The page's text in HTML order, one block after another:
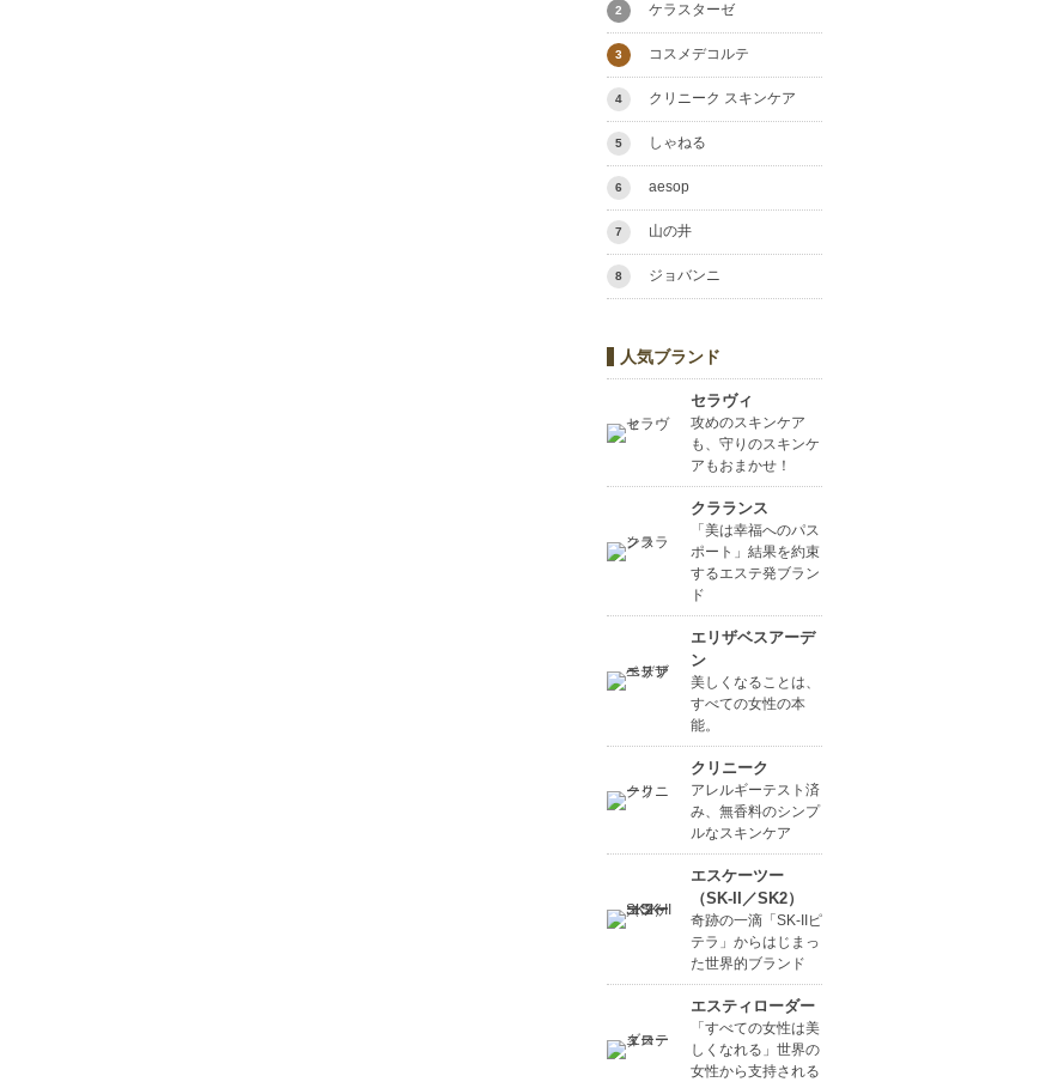
2 ケラスターゼ
3 コスメデコルテ
4 クリニーク スキンケア
5 しゃねる
6 aesop
7 山の井
8 ジョバンニ
人気ブランド
セラヴィ
攻めのスキンケア
も、守りのスキンケ
アもおまかせ！
クラランス
「美は幸福へのパス
ポート」結果を約束
するエステ発ブラン
ド
エリザベスアーデ
ン
美しくなることは、
すべての女性の本
能。
クリニーク
アレルギーテスト済
み、無香料のシンプ
ルなスキンケア
エスケーツー
（SK-II／SK2）
奇跡の一滴「SK-IIピ
テラ」からはじまっ
た世界的ブランド
エスティローダー
「すべての女性は美
しくなれる」世界の
女性から支持される